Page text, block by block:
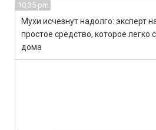
10:35 pm
Мухи исчезнут надолго: эксперт
простое средство, которое легко
дома